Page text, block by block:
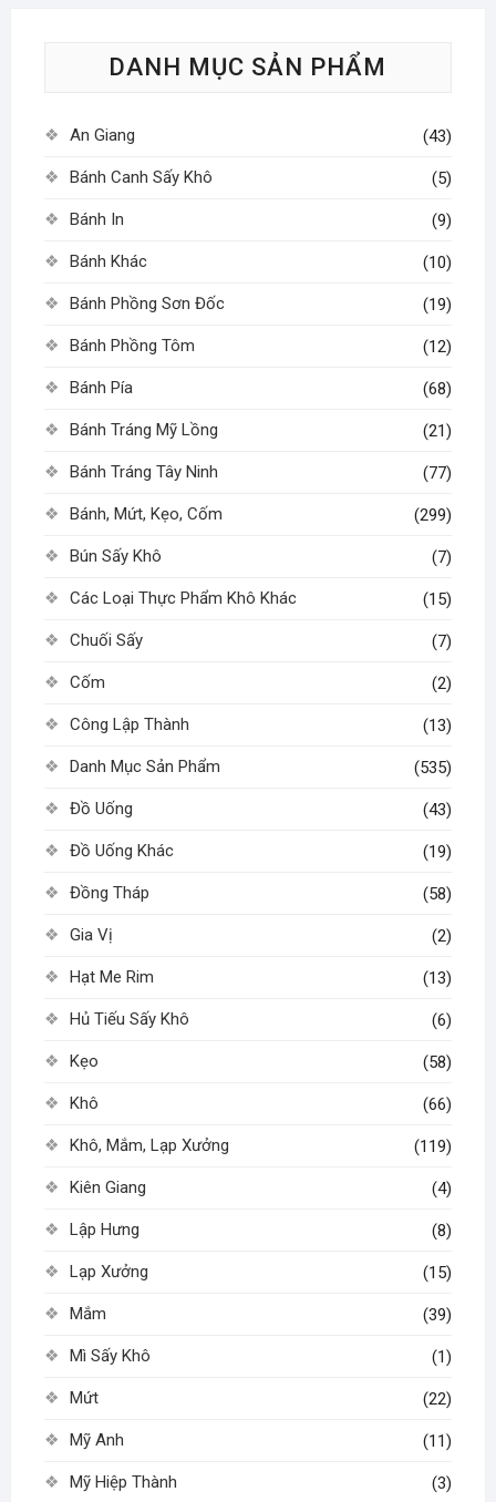
chọn
chọn
DANH MỤC SẢN PHẨM
An Giang (43)
Bánh Canh Sấy Khô (5)
Bánh In (9)
Bánh Khác (10)
Bánh Phồng Sơn Đốc (19)
Bánh Phồng Tôm (12)
Bánh Pía (68)
Bánh Tráng Mỹ Lồng (21)
Bánh Tráng Tây Ninh (77)
Bánh, Mứt, Kẹo, Cốm (299)
Bún Sấy Khô (7)
Các Loại Thực Phẩm Khô Khác (15)
Chuối Sấy (7)
Cốm (2)
Công Lập Thành (13)
Danh Mục Sản Phẩm (535)
Đồ Uống (43)
Đồ Uống Khác (19)
Đồng Tháp (58)
Gia Vị (2)
Hạt Me Rim (13)
Hủ Tiếu Sấy Khô (6)
Kẹo (58)
Khô (66)
Khô, Mắm, Lạp Xưởng (119)
Kiên Giang (4)
Lập Hưng (8)
Lạp Xưởng (15)
Mắm (39)
Mì Sấy Khô (1)
Mứt (22)
Mỹ Anh (11)
Mỹ Hiệp Thành (3)